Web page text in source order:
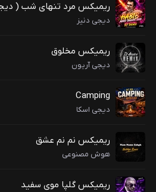
ریمیکس مرد تنهای شب (
دیجی دنیز
ریمیکس مخلوق
دیجی آریون
Camping
دیجی اسکا
ریمیکس نم نم عشق
هوش مصنوعی
ریمیکس گلپا موی سفید